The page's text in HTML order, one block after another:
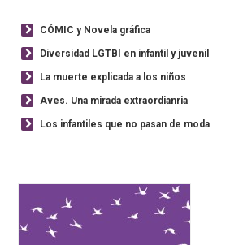
CÓMIC y Novela gráfica
Diversidad LGTBI en infantil y juvenil
La muerte explicada a los niños
Aves. Una mirada extraordianria
Los infantiles que no pasan de moda